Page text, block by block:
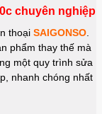
chuyên nghiệp
thoại SAIGONSO
phẩm thay thế mà
một quy trình sửa
nhanh chóng nhất